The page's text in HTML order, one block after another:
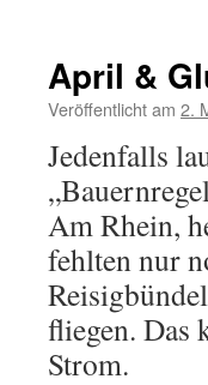
April &
Veröffentlicht am 2.
Jedenfalls
Am Rhein,
fehlten nur
fliegen. Das
Strom.